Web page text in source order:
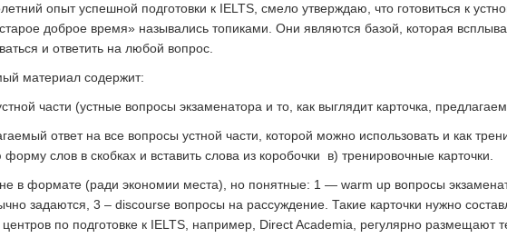
опыт успешной подготовки к IELTS, смело утверждаю, что готовиться к
доброе время» назывались топиками. Они являются базой, которая
и ответить на любой вопрос.
материал содержит:
части (устные вопросы экзаменатора и то, как выглядит карточка,
ответ на все вопросы устной части, которой можно использовать и как
слов в скобках и вставить слова из коробочки в) тренировочные карточки.
в формате (ради экономии места), но понятные: 1 — warm up вопросы
задаются, 3 – discourse вопросы на рассуждение. Такие карточки нужно
по подготовке к IELTS, например, Direct Academia, регулярно размещают